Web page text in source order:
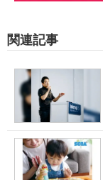
関連記事